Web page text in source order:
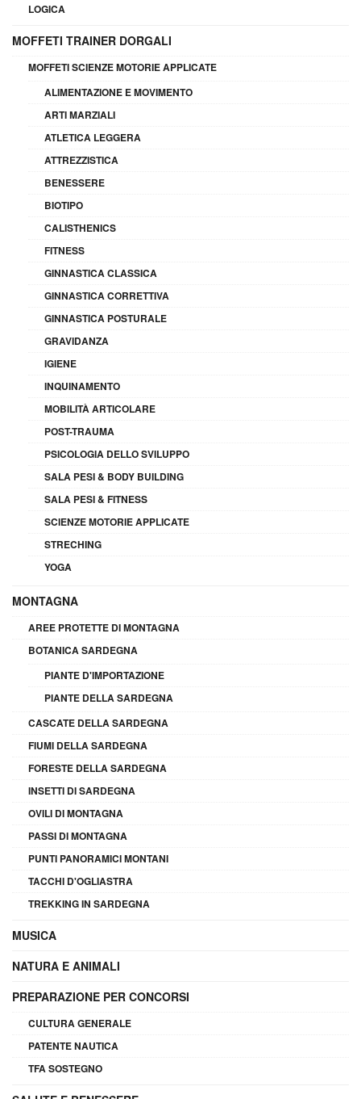
LOGICA
MOFFETI TRAINER DORGALI
MOFFETI SCIENZE MOTORIE APPLICATE
ALIMENTAZIONE E MOVIMENTO
ARTI MARZIALI
ATLETICA LEGGERA
ATTREZZISTICA
BENESSERE
BIOTIPO
CALISTHENICS
FITNESS
GINNASTICA CLASSICA
GINNASTICA CORRETTIVA
GINNASTICA POSTURALE
GRAVIDANZA
IGIENE
INQUINAMENTO
MOBILITÀ ARTICOLARE
POST-TRAUMA
PSICOLOGIA DELLO SVILUPPO
SALA PESI & BODY BUILDING
SALA PESI & FITNESS
SCIENZE MOTORIE APPLICATE
STRECHING
YOGA
MONTAGNA
AREE PROTETTE DI MONTAGNA
BOTANICA SARDEGNA
PIANTE D'IMPORTAZIONE
PIANTE DELLA SARDEGNA
CASCATE DELLA SARDEGNA
FIUMI DELLA SARDEGNA
FORESTE DELLA SARDEGNA
INSETTI DI SARDEGNA
OVILI DI MONTAGNA
PASSI DI MONTAGNA
PUNTI PANORAMICI MONTANI
TACCHI D'OGLIASTRA
TREKKING IN SARDEGNA
MUSICA
NATURA E ANIMALI
PREPARAZIONE PER CONCORSI
CULTURA GENERALE
PATENTE NAUTICA
TFA SOSTEGNO